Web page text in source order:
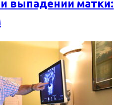
выпадении матки: